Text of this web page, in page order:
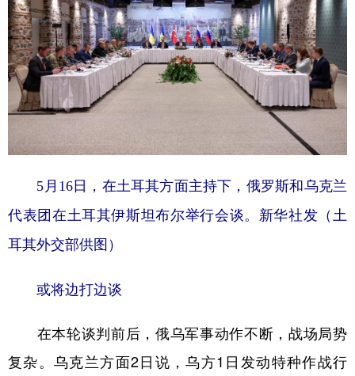
5月16日，在土耳其方面主持下，俄罗斯和乌克兰
代表团在土耳其伊斯坦布尔举行会谈。新华社发（土
耳其外交部供图）
或将边打边谈
在本轮谈判前后，俄乌军事动作不断，战场局势
复杂。乌克兰方面2日说，乌方1日发动特种作战行